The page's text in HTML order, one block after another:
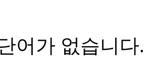
어가 없습니다.